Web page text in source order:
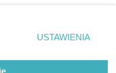
prywatności
strony
wymagają zgody
się takiemu
USTAWIENIA